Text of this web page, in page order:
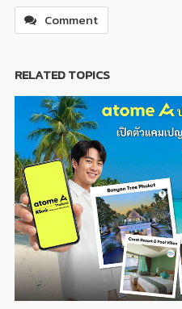
Comment
RELATED TOPICS